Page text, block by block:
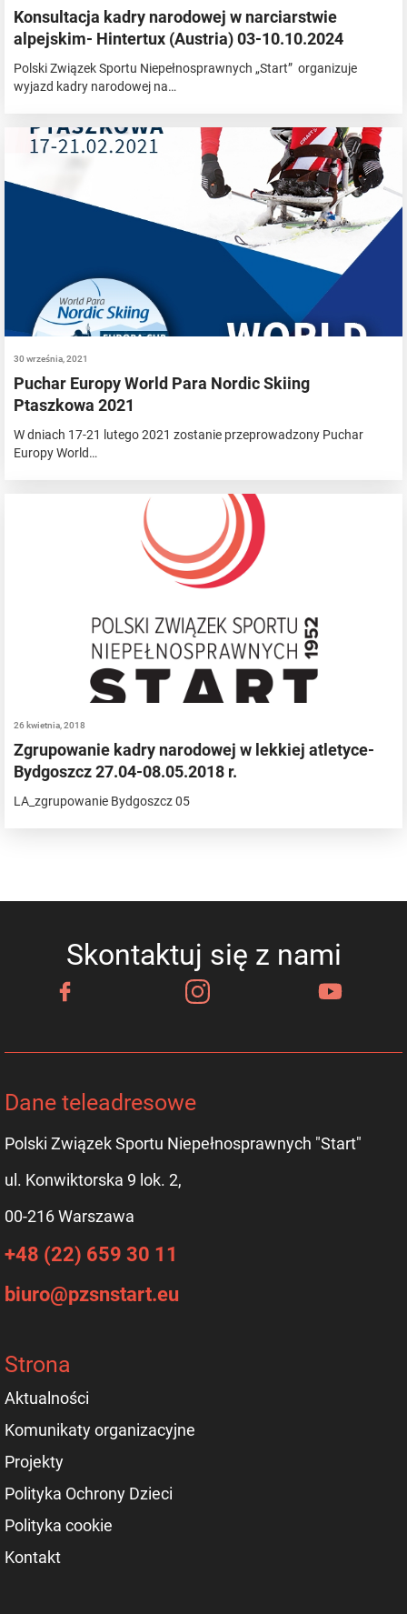
Konsultacja kadry narodowej w narciarstwie
alpejskim- Hintertux (Austria) 03-10.10.2024
Polski Związek Sportu Niepełnosprawnych „Start” organizuje
wyjazd kadry narodowej na…
30 września, 2021
Puchar Europy World Para Nordic Skiing
Ptaszkowa 2021
W dniach 17-21 lutego 2021 zostanie przeprowadzony Puchar
Europy World…
26 kwietnia, 2018
Zgrupowanie kadry narodowej w lekkiej atletyce-
Bydgoszcz 27.04-08.05.2018 r.
LA_zgrupowanie Bydgoszcz 05
Skontaktuj się z nami
Dane teleadresowe
Polski Związek Sportu Niepełnosprawnych "Start"
ul. Konwiktorska 9 lok. 2,
00-216 Warszawa
+48 (22) 659 30 11
biuro@pzsnstart.eu
Strona
Aktualności
Komunikaty organizacyjne
Projekty
Polityka Ochrony Dzieci
Polityka cookie
Kontakt